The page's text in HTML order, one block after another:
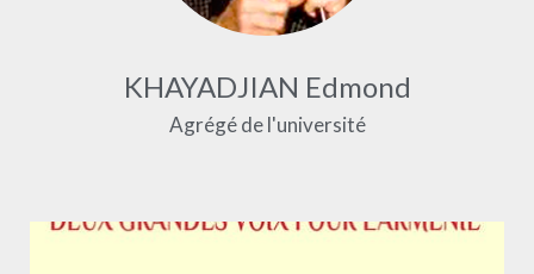
KHAYADJIAN Edmond
Agrégé de l'université